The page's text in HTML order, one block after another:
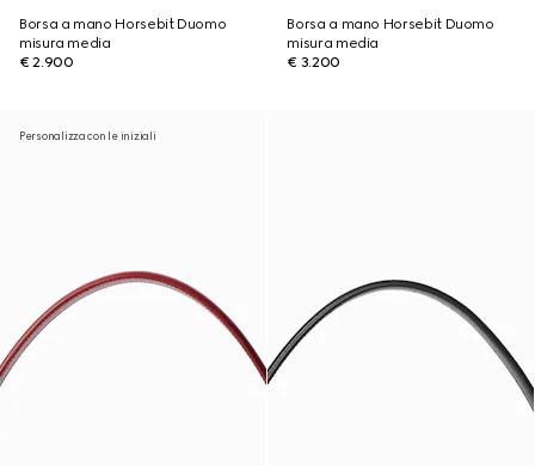
Borsa a mano Horsebit Duomo
misura media
€ 2.900
Borsa a mano Horsebit Duomo
misura media
€ 3.200
Personalizza con le iniziali